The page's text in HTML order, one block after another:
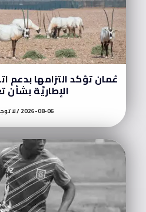
عُمان تؤكد التزامها بدعم
الإطاريَّة بشأن
2026-08-06 لا توجد